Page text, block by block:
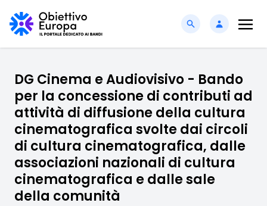
DG Cinema e Audiovisivo - Bando
per la concessione di contributi ad
attività di diffusione della cultura
cinematografica svolte dai circoli
di cultura cinematografica, dalle
associazioni nazionali di cultura
cinematografica e dalle sale
della comunità